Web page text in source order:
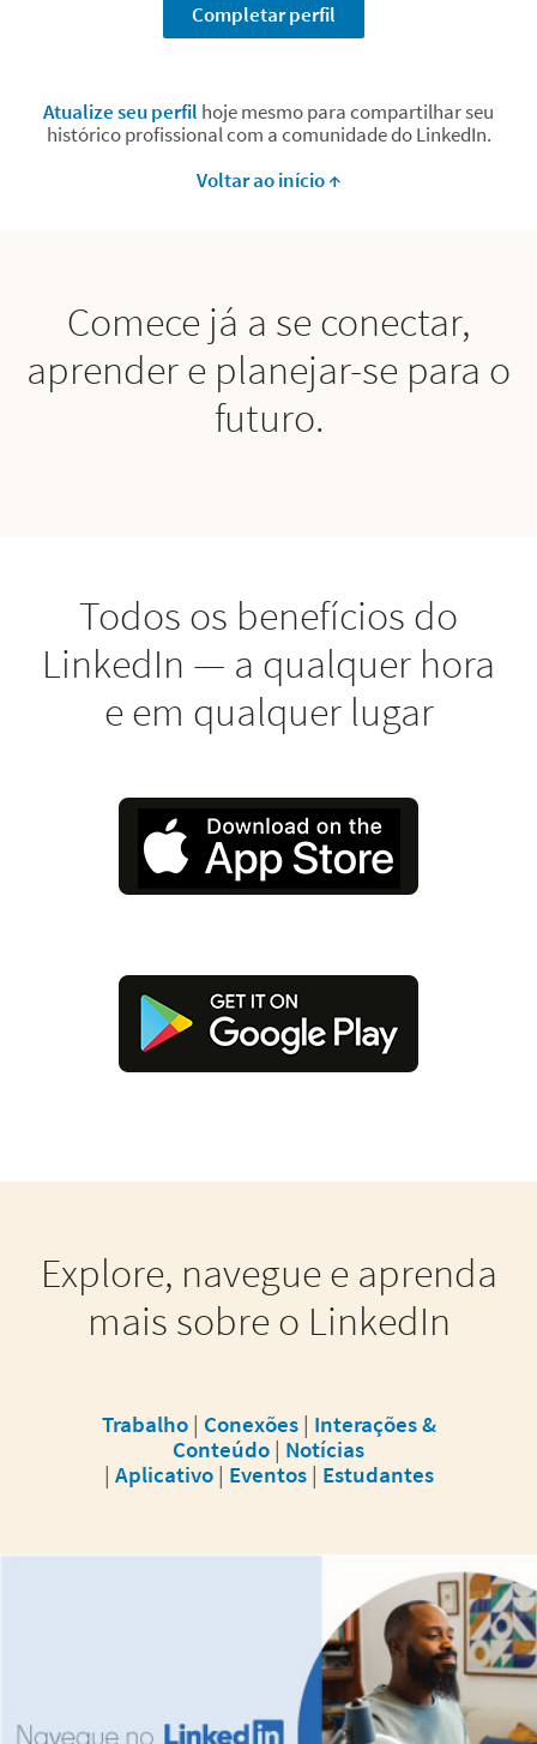
Completar perfil
Atualize seu perfil hoje mesmo para compartilhar seu
histórico profissional com a comunidade do LinkedIn.
Voltar ao início ↑
Comece já a se conectar,
aprender e planejar-se para o
futuro.
Todos os benefícios do
LinkedIn — a qualquer hora
e em qualquer lugar
Explore, navegue e aprenda
mais sobre o LinkedIn
Trabalho| Conexões| Interações &
Conteúdo | Notícias
| Aplicativo| Eventos| Estudantes